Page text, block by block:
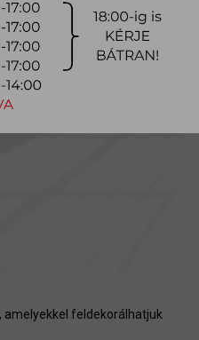
amelyekkel feldekorálhatjuk